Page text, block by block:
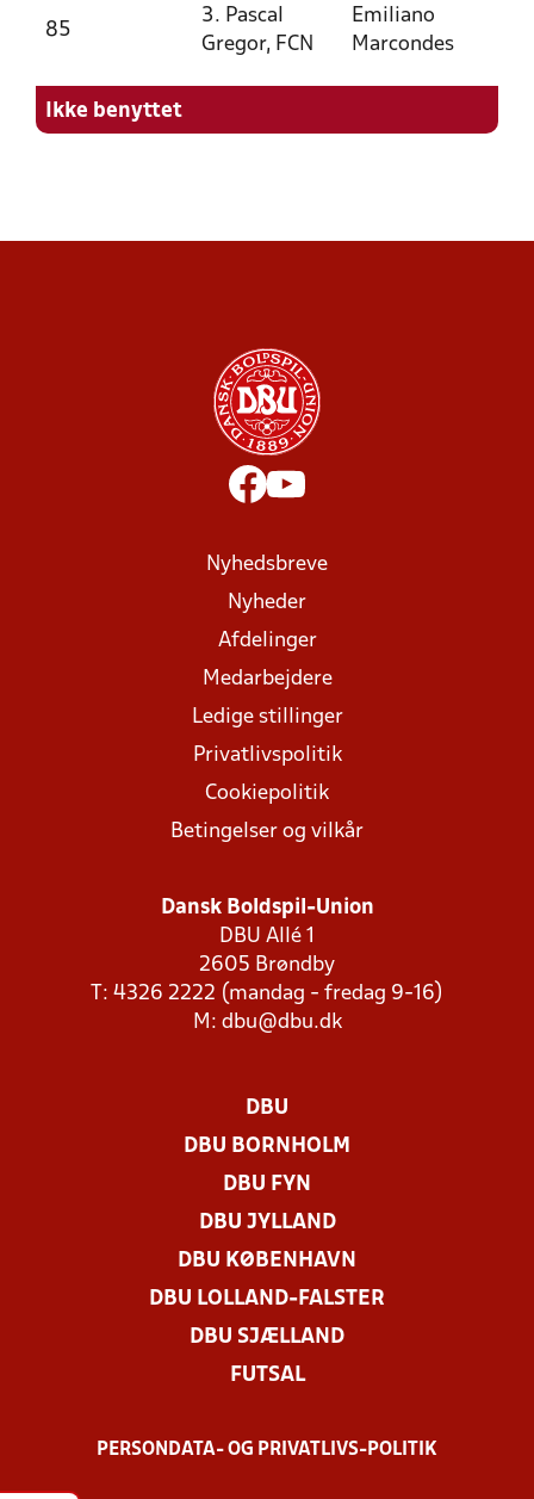
85
3. Pascal
Gregor, FCN
Emiliano
Marcondes
Ikke benyttet
Nyhedsbreve
Nyheder
Afdelinger
Medarbejdere
Ledige stillinger
Privatlivspolitik
Cookiepolitik
Betingelser og vilkår
Dansk Boldspil-Union
DBU Allé 1
2605 Brøndby
T: 4326 2222 (mandag - fredag 9-16)
M: dbu@dbu.dk
DBU
DBU BORNHOLM
DBU FYN
DBU JYLLAND
DBU KØBENHAVN
DBU LOLLAND-FALSTER
DBU SJÆLLAND
FUTSAL
PERSONDATA- OG PRIVATLIVS-POLITIK